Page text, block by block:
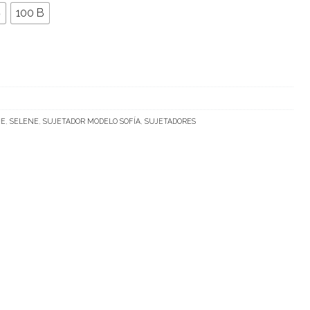
100 B
SELENE SUJETADOR MODELO SOFÍA SUJETADORES